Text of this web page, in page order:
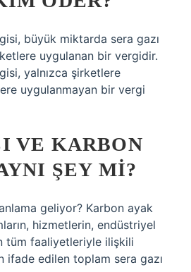
büyük miktarda sera gazı
uygulanan bir vergidir.
yalnızca şirketlere
uygulanmayan bir vergi
VE KARBON
ŞEY MI?
geliyor? Karbon ayak
hizmetlerin, endüstriyel
tüm faaliyetleriyle ilişkili
ifade edilen toplam sera gazı